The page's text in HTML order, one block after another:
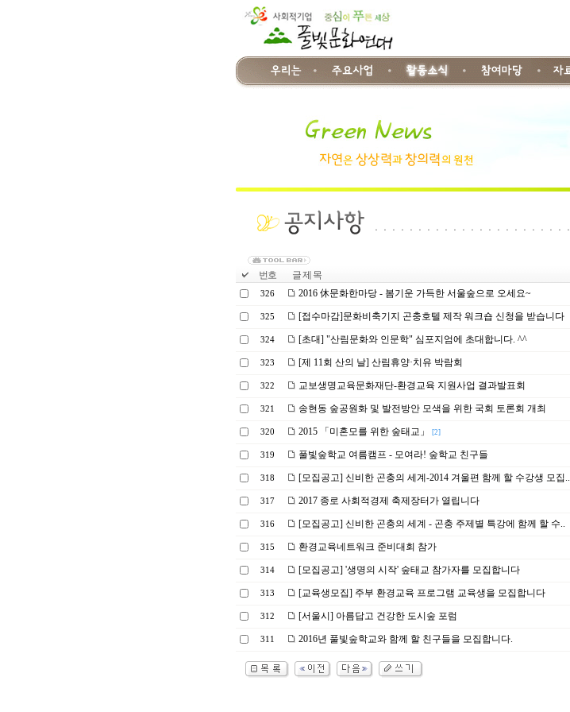
번호 글 제 목
326 2016 休문화한마당 - 봄기운 가득한 서울숲으로 오세요~
325 [접수마감]문화비축기지 곤충호텔 제작 워크숍 신청을 받습니다
324 [초대] "산림문화와 인문학" 심포지엄에 초대합니다. ^^
323 [제 11회 산의 날] 산림휴양·치유 박람회
322 교보생명교육문화재단-환경교육 지원사업 결과발표회
321 송현동 숲공원화 및 발전방안 모색을 위한 국회 토론회 개최
320 2015 「미혼모를 위한 숲태교」 [2]
319 풀빛숲학교 여름캠프 - 모여라! 숲학교 친구들
318 [모집공고] 신비한 곤충의 세계-2014 겨울편 함께 할 수강생 모집..
317 2017 종로 사회적경제 축제장터가 열립니다
316 [모집공고] 신비한 곤충의 세계 - 곤충 주제별 특강에 함께 할 수..
315 환경교육네트워크 준비대회 참가
314 [모집공고] '생명의 시작' 숲태교 참가자를 모집합니다
313 [교육생모집] 주부 환경교육 프로그램 교육생을 모집합니다
312 [서울시] 아름답고 건강한 도시숲 포럼
311 2016년 풀빛숲학교와 함께 할 친구들을 모집합니다.